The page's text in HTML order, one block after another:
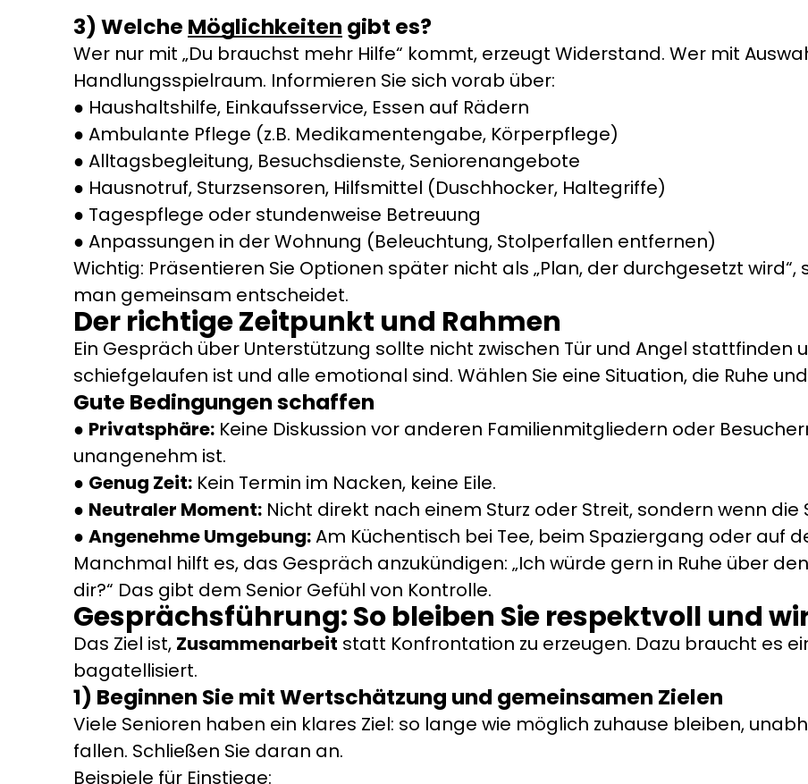
3) Welche Möglichkeiten gibt es?
Wer nur mit „Du brauchst mehr Hilfe“ kommt, erzeugt Widerstand. Wer mit
Handlungsspielraum. Informieren Sie sich vorab über:
Haushaltshilfe, Einkaufsservice, Essen auf Rädern
Ambulante Pflege (z.B. Medikamentengabe, Körperpflege)
Alltagsbegleitung, Besuchsdienste, Seniorenangebote
Hausnotruf, Sturzsensoren, Hilfsmittel (Duschhocker, Haltegriffe)
Tagespflege oder stundenweise Betreuung
Anpassungen in der Wohnung (Beleuchtung, Stolperfallen entfernen)
Wichtig: Präsentieren Sie Optionen später nicht als „Plan, der durchgesetzt
man gemeinsam entscheidet.
Der richtige Zeitpunkt und Rahmen
Ein Gespräch über Unterstützung sollte nicht zwischen Tür und Angel
schiefgelaufen ist und alle emotional sind. Wählen Sie eine Situation, die Ruhe
Gute Bedingungen schaffen
Privatsphäre: Keine Diskussion vor anderen Familienmitgliedern oder
unangenehm ist.
Genug Zeit: Kein Termin im Nacken, keine Eile.
Neutraler Moment: Nicht direkt nach einem Sturz oder Streit, sondern wenn
Angenehme Umgebung:Am Küchentisch bei Tee, beim Spaziergang oder auf
Manchmal hilft es, das Gespräch anzukündigen: „Ich würde gern in Ruhe über
dir?“ Das gibt dem Senior Gefühl von Kontrolle.
Gesprächsführung: So bleiben Sie respektvoll und
Das Ziel ist, Zusammenarbeit statt Konfrontation zu erzeugen. Dazu braucht es
bagatellisiert.
1) Beginnen Sie mit Wertschätzung und gemeinsamen Zielen
Viele Senioren haben ein klares Ziel: so lange wie möglich zuhause bleiben,
fallen. Schließen Sie daran an.
Beispiele für Einstiege: